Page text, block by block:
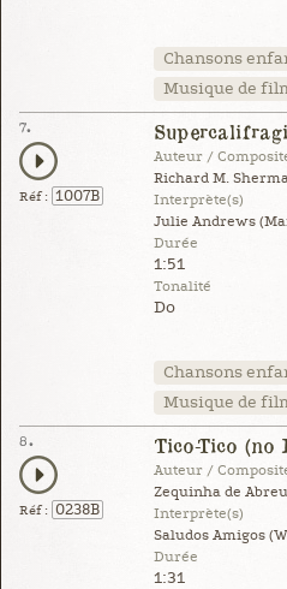
Chansons
Musique de
7.
Réf : 1007B
Auteur /
Richard M.
Interprète(s)
Julie Andrews
Durée
1:51
Tonalité
Do
Chansons
Musique de
8.
Réf : 0238B
Tico-Tico (no
Auteur /
Zequinha de
Interprète(s)
Saludos Amigos
Durée
1:31